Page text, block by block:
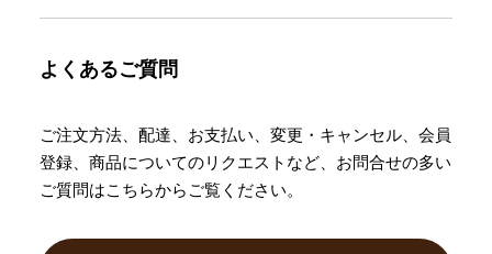
よくあるご質問
ご注文方法、配達、お支払い、変更・キャンセル、会員
登録、商品についてのリクエストなど、お問合せの多い
ご質問はこちらからご覧ください。